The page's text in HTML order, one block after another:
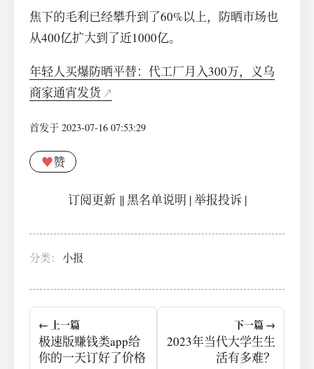
焦下的毛利已经攀升到了60%以上，防晒市场也
从400亿扩大到了近1000亿。
年轻人买爆防晒平替：代工厂月入300万，义乌
商家通宵发货
首发于 2023-07-16 07:53:29
♥赞
订阅更新||黑名单说明 |举报投诉 |
分类： 小报
← 上一篇
极速版赚钱类app给
你的一天订好了价格
下一篇 →
2023年当代大学生生
活有多难？